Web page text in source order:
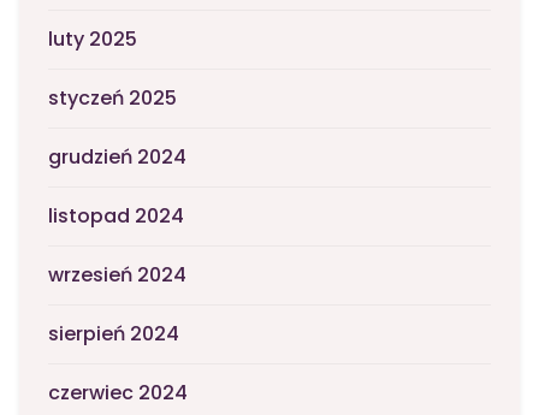
luty 2025
styczeń 2025
grudzień 2024
listopad 2024
wrzesień 2024
sierpień 2024
czerwiec 2024